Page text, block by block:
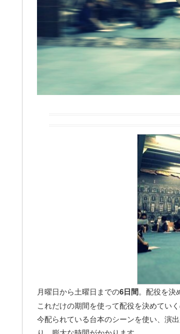
月曜日から土曜日までの6日間。配役を決
これだけの期間を使って配役を決めてい
今配られている台本のシーンを使い、演